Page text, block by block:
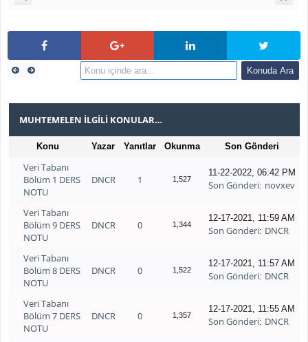
MUHTEMELEN İLGILI KONULAR…
Konu Yazar Yanıtlar Okunma Son Gönderi
Veri Tabanı
Bölüm 1 DERS
NOTU
DNCR 1 1,527
11-22-2022, 06:42 PM
Son Gönderi: novxev
Veri Tabanı
Bölüm 9 DERS
NOTU
DNCR 0 1,344
12-17-2021, 11:59 AM
Son Gönderi: DNCR
Veri Tabanı
Bölüm 8 DERS
NOTU
DNCR 0 1,522
12-17-2021, 11:57 AM
Son Gönderi: DNCR
Veri Tabanı
Bölüm 7 DERS
NOTU
DNCR 0 1,357
12-17-2021, 11:55 AM
Son Gönderi: DNCR